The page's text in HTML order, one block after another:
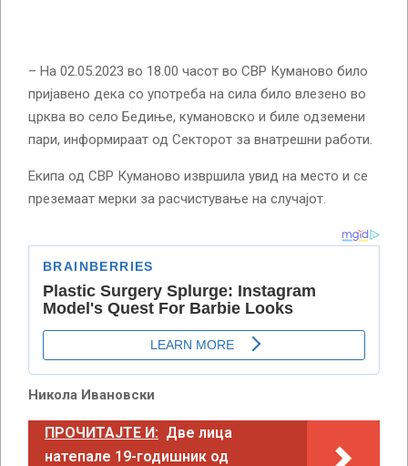
– На 02.05.2023 во 18.00 часот во СВР Куманово било
пријавено дека со употреба на сила било влезено во
црква во село Бедиње, кумановско и биле одземени
пари, информираат од Секторот за внатрешни работи.
Екипа од СВР Куманово извршила увид на место и се
преземаат мерки за расчистување на случајот.
Никола Ивановски
ПРОЧИТАЈТЕ И: Две лица
натепале 19-годишник од